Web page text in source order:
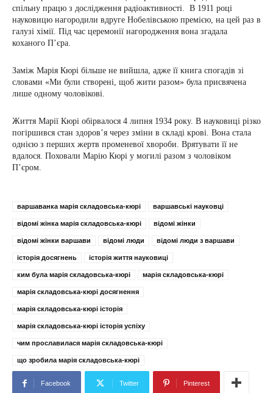
спільну працю з дослідження радіоактивності. В 1911 році
науковицю нагородили вдруге Нобелівською премією, на цей раз в
галузі хімії. Під час церемонії нагородження вона згадала
коханого П’єра.
Заміж Марія Кюрі більше не вийшла, адже її книга спогадів зі
словами «Ми були створені, щоб жити разом» була присвячена
лише одному чоловікові.
Життя Марії Кюрі обірвалося 4 липня 1934 року. В науковиці різко
погіршився стан здоров’я через зміни в складі крові. Вона стала
однією з перших жертв променевої хвороби. Врятувати її не
вдалося. Поховали Марію Кюрі у могилі разом з чоловіком
П’єром.
варшаванка марія складовська-кюрі варшавські науковці
відомі жінка марія складовська-кюрі відомі жінки
відомі жінки варшави відомі люди відомі люди з варшави
історія досягнень історія життя науковиці
ким була марія складовська-кюрі марія складовська-кюрі
марія складовська-кюрі досягнення
марія складовська-кюрі історія
марія складовська-кюрі історія успіху
чим прославилася марія складовська-кюрі
що зробила марія складовська-кюрі
Facebook Twitter Pinterest